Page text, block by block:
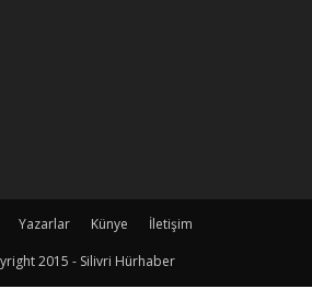
Yazarlar Künye
İletişim
2015 - Silivri Hürhaber